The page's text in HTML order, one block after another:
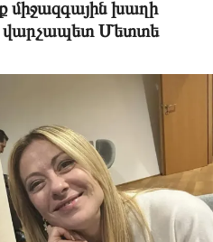
միջազգային խաղի
վարչապետ Մետտե